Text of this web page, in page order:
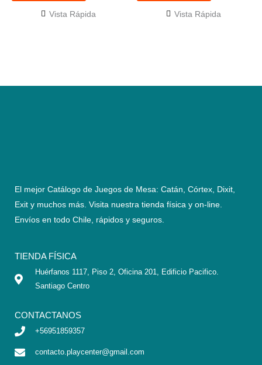
Vista Rápida Vista Rápida
El mejor Catálogo de Juegos de Mesa: Catán, Córtex, Dixit,
Exit y muchos más. Visita nuestra tienda física y on-line.
Envíos en todo Chile, rápidos y seguros
TIENDA FÍSICA
Huérfanos 1117, Piso 2, Oficina 201, Edificio Pacifico.
Santiago Centro
CONTACTANOS
+56951859357
contacto.playcenter@gmail.com